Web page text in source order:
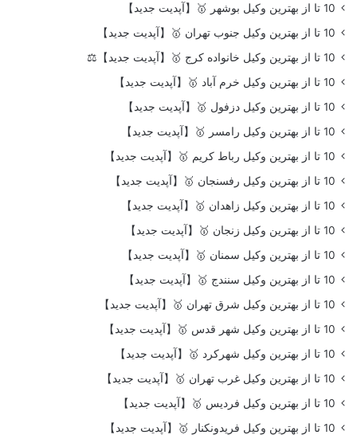
10 تا از بهترین وکیل بوشهر 🥇【آپدیت جدید】
10 تا از بهترین وکیل جنوب تهران 🥇【آپدیت جدید】
10 تا از بهترین وکیل خانواده کرج 🥇【آپدیت جدید】⚖️
10 تا از بهترین وکیل خرم آباد 🥇【آپدیت جدید】
10 تا از بهترین وکیل دزفول 🥇【آپدیت جدید】
10 تا از بهترین وکیل رامسر 🥇【آپدیت جدید】
10 تا از بهترین وکیل رباط کریم 🥇【آپدیت جدید】
10 تا از بهترین وکیل رفسنجان 🥇【آپدیت جدید】
10 تا از بهترین وکیل زاهدان 🥇【آپدیت جدید】
10 تا از بهترین وکیل زنجان 🥇【آپدیت جدید】
10 تا از بهترین وکیل سمنان 🥇【آپدیت جدید】
10 تا از بهترین وکیل سنندج 🥇【آپدیت جدید】
10 تا از بهترین وکیل شرق تهران 🥇【آپدیت جدید】
10 تا از بهترین وکیل شهر قدس 🥇【آپدیت جدید】
10 تا از بهترین وکیل شهرکرد 🥇【آپدیت جدید】
10 تا از بهترین وکیل غرب تهران 🥇【آپدیت جدید】
10 تا از بهترین وکیل فردیس 🥇【آپدیت جدید】
10 تا از بهترین وکیل فریدونکنار 🥇【آپدیت جدید】